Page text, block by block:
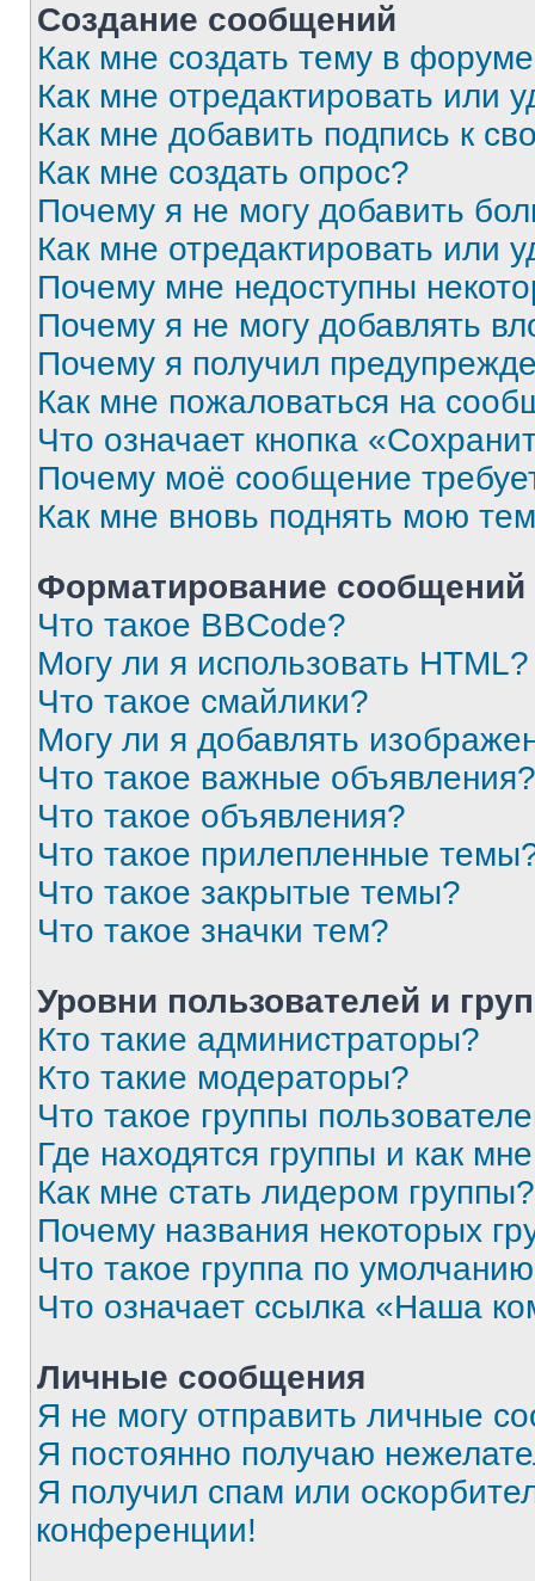
Создание сообщений
Как мне создать тему в
Как мне отредактировать или
Как мне добавить подпись к
Как мне создать опрос?
Почему я не могу добавить
Как мне отредактировать или
Почему мне недоступны
Почему я не могу добавлять
Почему я получил
Как мне пожаловаться на
Что означает кнопка
Почему моё сообщение
Как мне вновь поднять мою
Форматирование
Что такое BBCode?
Могу ли я использовать HTML?
Что такое смайлики?
Могу ли я добавлять
Что такое важные объявления?
Что такое объявления?
Что такое прилепленные
Что такое закрытые темы?
Что такое значки тем?
Уровни пользователей и
Кто такие администраторы?
Кто такие модераторы?
Что такое группы
Где находятся группы и как
Как мне стать лидером группы?
Почему названия некоторых
Что такое группа по
Что означает ссылка «Наша
Личные сообщения
Я не могу отправить личные
Я постоянно получаю
Я получил спам или
конференции!